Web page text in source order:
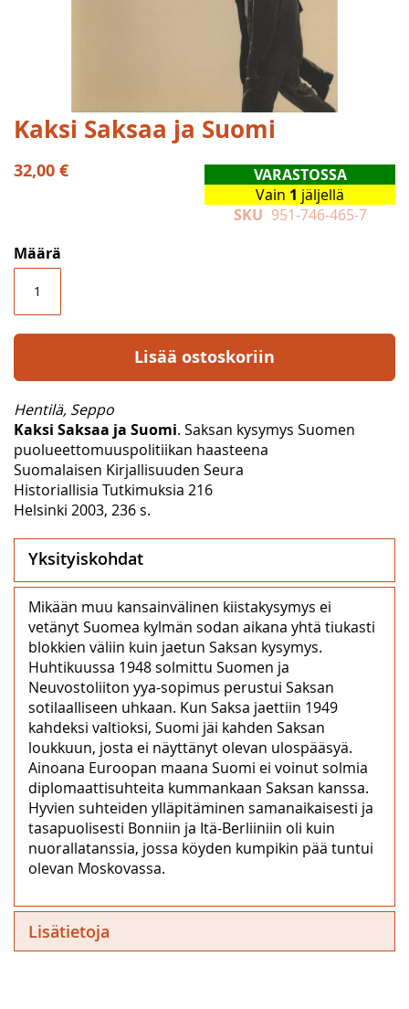
Skip
to
the
beginning
gallery
Kaksi Saksaa ja Suomi
32,00 €
VARASTOSSA
Vain 1 jäljellä
SKU 951-746-465-7
Määrä
Lisää ostoskoriin
Hentilä, Seppo
Kaksi Saksaa ja Suomi. Saksan kysymys Suomen
puolueettomuuspolitiikan haasteena
Suomalaisen Kirjallisuuden Seura
Historiallisia Tutkimuksia 216
Helsinki 2003, 236 s.
Yksityiskohdat
Mikään muu kansainvälinen kiistakysymys ei
vetänyt Suomea kylmän sodan aikana yhtä tiukasti
blokkien väliin kuin jaetun Saksan kysymys.
Huhtikuussa 1948 solmittu Suomen ja
Neuvostoliiton yya-sopimus perustui Saksan
sotilaalliseen uhkaan. Kun Saksa jaettiin 1949
kahdeksi valtioksi, Suomi jäi kahden Saksan
loukkuun, josta ei näyttänyt olevan ulospääsyä.
Ainoana Euroopan maana Suomi ei voinut solmia
diplomaattisuhteita kummankaan Saksan kanssa.
Hyvien suhteiden ylläpitäminen samanaikaisesti ja
tasapuolisesti Bonniin ja Itä-Berliiniin oli kuin
nuorallatanssia, jossa köyden kumpikin pää tuntui
olevan Moskovassa.
Lisätietoja